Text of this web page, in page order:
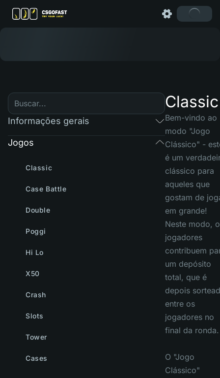
Informações gerais
Jogos
Classic
Case Battle
Double
Poggi
Hi Lo
X50
Crash
Slots
Tower
Cases
Classic
Bem-vindo ao
modo "Jogo
Clássico" -
é um
clássico para
aqueles que
gostam de
em grande!
Neste modo,
jogadores
contribuem
um depósito
total, que é
depois
entre os
jogadores no
final da ronda.
O "Jogo
Clássico"